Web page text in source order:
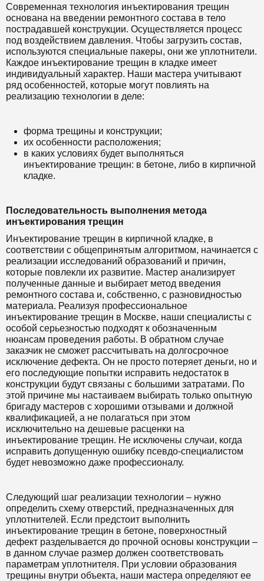
Современная технология инъектирования трещин
основана на введении ремонтного состава в тело
пострадавшей конструкции. Осуществляется процесс
под воздействием давления. Чтобы загрузить состав,
используются специальные пакеры, они же уплотнители.
Каждое инъектирование трещин в кладке имеет
индивидуальный характер. Наши мастера учитывают
ряд особенностей, которые могут повлиять на
реализацию технологии в деле:
форма трещины и конструкции;
их особенности расположения;
в каких условиях будет выполняться
инъектирование трещин: в бетоне, либо в кирпичной
кладке.
Последовательность выполнения метода
инъектирования трещин
Инъектирование трещин в кирпичной кладке, в
соответствии с общепринятым алгоритмом, начинается с
реализации исследований образований и причин,
которые повлекли их развитие. Мастер анализирует
полученные данные и выбирает метод введения
ремонтного состава и, собственно, с разновидностью
материала. Реализуя профессиональное
инъектирование трещин в Москве, наши специалисты с
особой серьезностью подходят к обозначенным
нюансам проведения работы. В обратном случае
заказчик не сможет рассчитывать на долгосрочное
исключение дефекта. Он не просто потеряет деньги, но и
его последующие попытки исправить недостаток в
конструкции будут связаны с большими затратами. По
этой причине мы настаиваем выбирать только опытную
бригаду мастеров с хорошими отзывами и должной
квалификацией, а не полагаться при этом
исключительно на дешевые расценки на
инъектирование трещин. Не исключены случаи, когда
исправить допущенную ошибку псевдо-специалистом
будет невозможно даже профессионалу.
Следующий шаг реализации технологии – нужно
определить схему отверстий, предназначенных для
уплотнителей. Если предстоит выполнить
инъектирование трещин в бетоне, поверхностный
дефект разделывается до прочной основы конструкции –
в данном случае размер должен соответствовать
параметрам уплотнителя. При условии образования
трещины внутри объекта, наши мастера определяют ее